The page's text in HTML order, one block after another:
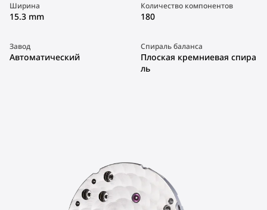
Ширина
15.3 mm
Количество компонентов
180
Завод
Автоматический
Спираль баланса
Плоская кремниевая спира
ль